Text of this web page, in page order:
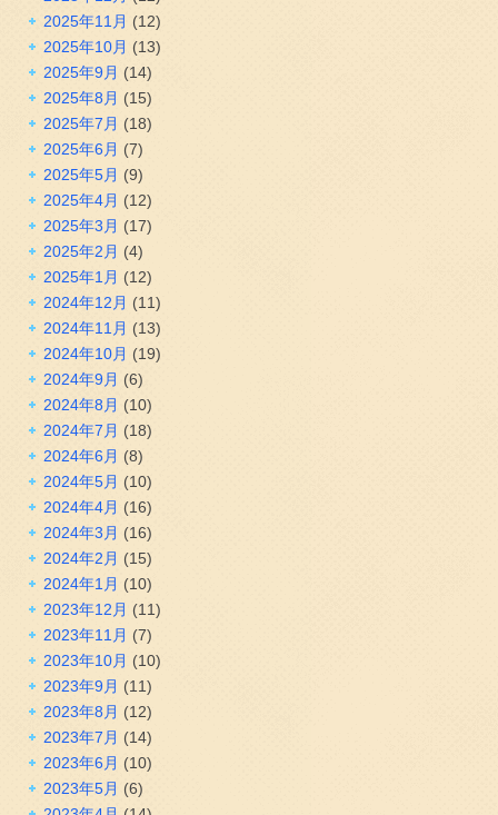
2025年11月 (12)
2025年10月 (13)
2025年9月 (14)
2025年8月 (15)
2025年7月 (18)
2025年6月 (7)
2025年5月 (9)
2025年4月 (12)
2025年3月 (17)
2025年2月 (4)
2025年1月 (12)
2024年12月 (11)
2024年11月 (13)
2024年10月 (19)
2024年9月 (6)
2024年8月 (10)
2024年7月 (18)
2024年6月 (8)
2024年5月 (10)
2024年4月 (16)
2024年3月 (16)
2024年2月 (15)
2024年1月 (10)
2023年12月 (11)
2023年11月 (7)
2023年10月 (10)
2023年9月 (11)
2023年8月 (12)
2023年7月 (14)
2023年6月 (10)
2023年5月 (6)